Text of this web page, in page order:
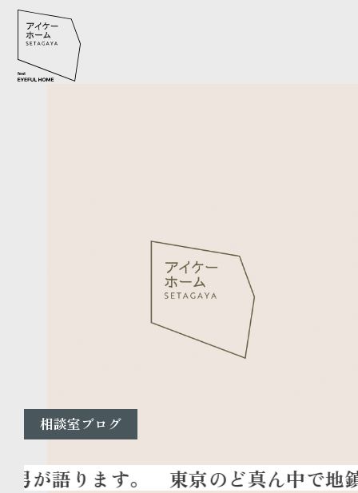
相談室ブログ
東京のど真ん中で地鎮